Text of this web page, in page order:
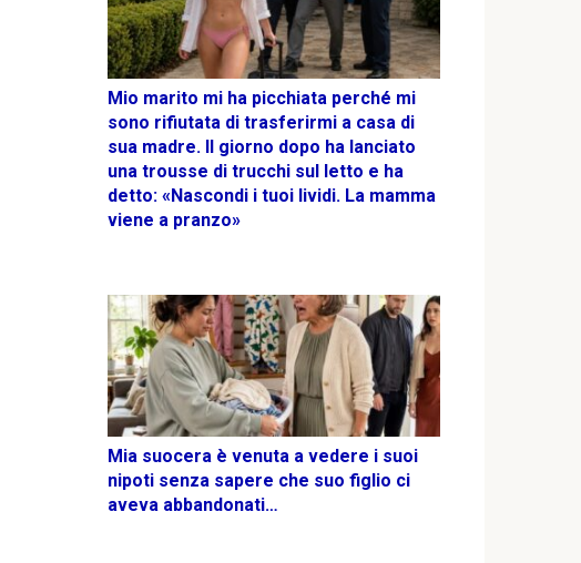
Mio marito mi ha picchiata perché mi
sono rifiutata di trasferirmi a casa di
sua madre. Il giorno dopo ha lanciato
una trousse di trucchi sul letto e ha
detto: «Nascondi i tuoi lividi. La mamma
viene a pranzo»
Mia suocera è venuta a vedere i suoi
nipoti senza sapere che suo figlio ci
aveva abbandonati…